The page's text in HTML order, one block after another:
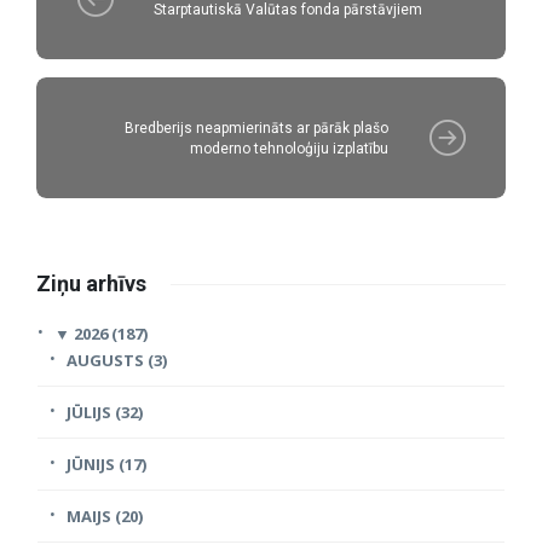
Starptautiskā Valūtas fonda pārstāvjiem
Bredberijs neapmierināts ar pārāk plašo
moderno tehnoloģiju izplatību
Ziņu arhīvs
▼ 2026 (187)
AUGUSTS (3)
JŪLIJS (32)
JŪNIJS (17)
MAIJS (20)